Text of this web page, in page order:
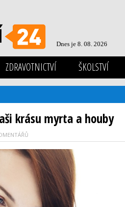
Dnes je 8. 08. 2026
ZDRAVOTNICTVÍ ŠKOLSTVÍ
krásu myrta a houby